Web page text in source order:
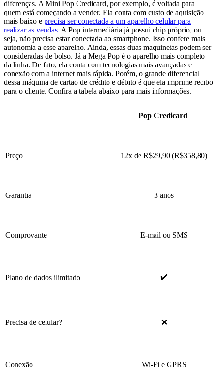
diferenças. A Mini Pop Credicard, por exemplo, é voltada para
quem está começando a vender. Ela conta com custo de aquisição
mais baixo e precisa ser conectada a um aparelho celular para
realizar as vendas. A Pop intermediária já possui chip próprio, ou
seja, não precisa estar conectada ao smartphone. Isso confere mais
autonomia a esse aparelho. Ainda, essas duas maquinetas podem ser
consideradas de bolso. Já a Mega Pop é o aparelho mais completo
da linha. De fato, ela conta com tecnologias mais avançadas e
conexão com a internet mais rápida. Porém, o grande diferencial
dessa máquina de cartão de crédito e débito é que ela imprime recibo
para o cliente. Confira a tabela abaixo para mais informações.
Pop Credicard
Preço 12x de R$29,90 (R$358,80)
Garantia 3 anos
Comprovante E-mail ou SMS
Plano de dados ilimitado ✔️
Precisa de celular? ❌
Conexão Wi-Fi e GPRS